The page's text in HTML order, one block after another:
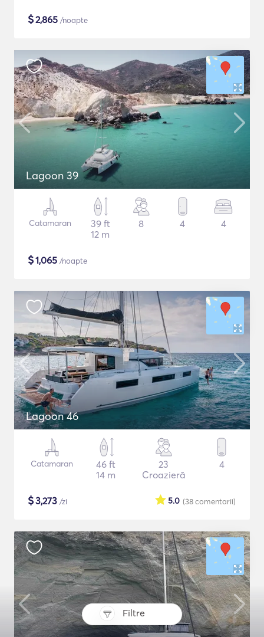
Filtre
$2,865 /noapte
Lagoon 39
Catamaran
39 ft
12 m
8 4 4
$1,065 /noapte
Lagoon 46
Catamaran
46 ft
14 m
23
Croazieră
4
$3,273 /zi (38comentarii)
5.0